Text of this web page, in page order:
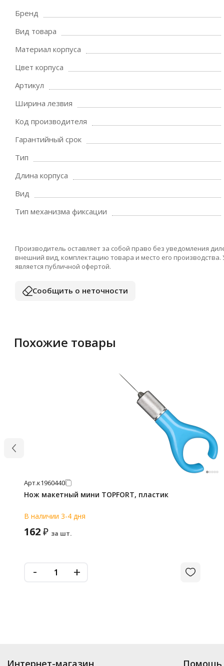
Бренд
Вид товара
Материал корпуса
Цвет корпуса
Артикул
Ширина лезвия
Код производителя
Гарантийный срок
Тип
Длина корпуса
Вид
Тип механизма фиксации
Производитель оставляет за собой право без уведомления
внешний вид, комплектацию товара и место его
является публичной офертой.
Сообщить о неточности
Похожие товары
Арт.к1960440
Нож макетный мини TOPFORT, пластик
В наличии 3-4 дня
162₽ за шт.
- +
Интернет-магазин Помощь